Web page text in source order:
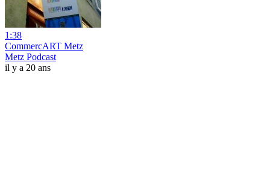
1:38
CommercART Metz
Metz Podcast
il y a 20 ans